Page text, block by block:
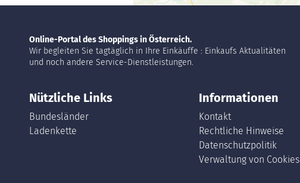
Online-Portal des Shoppings in Österreich.
Wir begleiten Sie tagtäglich in Ihre Einkäuffe : Einkaufs Aktualitäten
und noch andere Service-Dienstleistungen.
Nützliche Links
Bundesländer
Ladenkette
Informationen
Kontakt
Rechtliche Hinweise
Datenschutzpolitik
Verwaltung von Cookies